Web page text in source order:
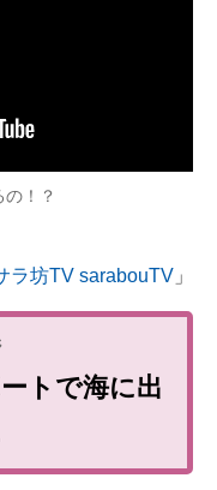
！？
ラ坊TV sarabouTV 」
トで海に出